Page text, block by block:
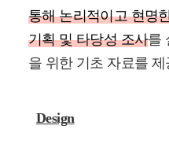
통해 논리적이고 현명
기획 및 타당성 조사를
을 위한 기초 자료를
Design